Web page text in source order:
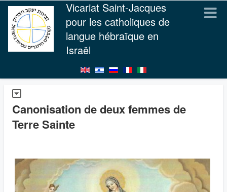
Vicariat Saint-Jacques
pour les catholiques de
langue hébraïque en
Israël
Canonisation de deux femmes de
Terre Sainte